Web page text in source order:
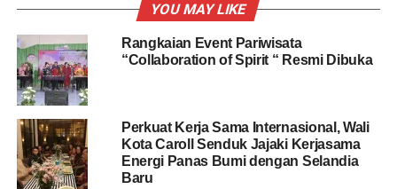
YOU MAY LIKE
Rangkaian Event Pariwisata
“Collaboration of Spirit “ Resmi Dibuka
Perkuat Kerja Sama Internasional, Wali
Kota Caroll Senduk Jajaki Kerjasama
Energi Panas Bumi dengan Selandia
Baru